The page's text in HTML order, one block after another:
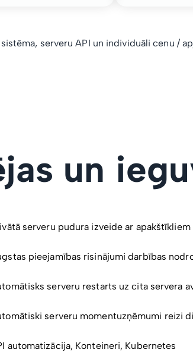
serveru API un individuāli cenu /
un
serveru pudura izveide ar apakštīkliem
pieejamības risinājumi darbības
serveru restarts uz cita servera
serveru momentuzņēmumi reizi
automatizācija, Konteineri, Kubernetes